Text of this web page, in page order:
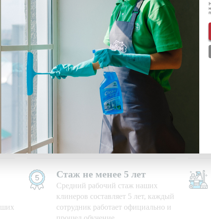
данных ознакомлен(-а) и даюсогласиена обработку
о скидках и акциях
Используем свои средства
Приезжаем на уборку с
профессиональными моющими
средствами и необходимым
оборудованием
Стаж не менее 5 лет
Средний рабочий стаж наших
клинеров составляет 5 лет, каждый
сотрудник работает официально и